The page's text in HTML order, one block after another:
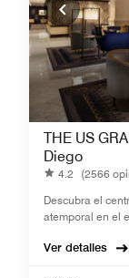
THE US
Diego
4.2 (2566
Descubra el
atemporal en el
Ver detalles